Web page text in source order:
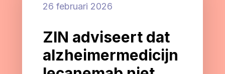
26 februari 2026
ZIN adviseert dat
alzheimermedicijn